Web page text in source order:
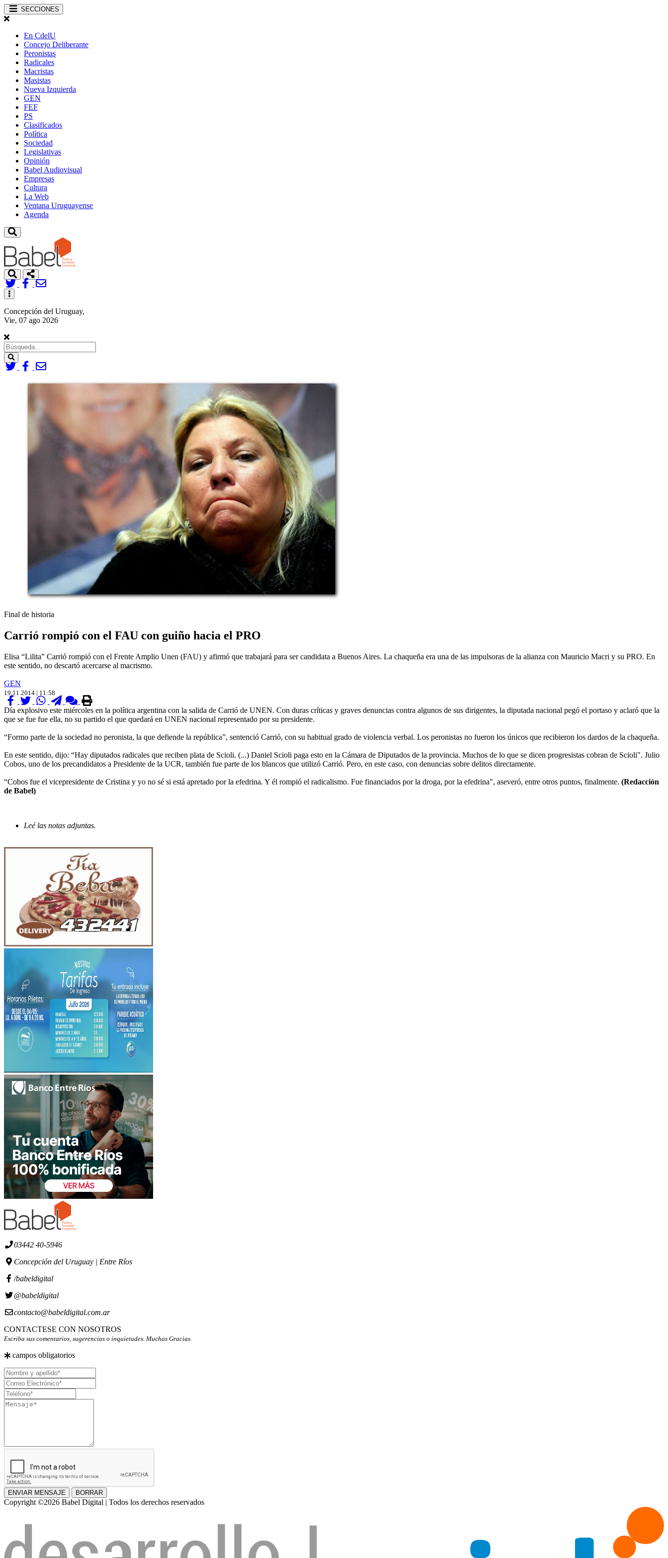
SECCIONES
En CdelU
Concejo Deliberante
Peronistas
Radicales
Macristas
Masistas
Nueva Izquierda
GEN
FEF
PS
Clasificados
Política
Sociedad
Legislativas
Opinión
Babel Audiovisual
Empresas
Cultura
La Web
Ventana Uruguayense
Agenda
Toggle
navigation
Concepción del Uruguay,
Vie, 07 ago 2026
Search
Final de historia
Carrió rompió con el FAU con guiño hacia el PRO
Elisa “Lilita” Carrió rompió con el Frente Amplio Unen (FAU) y afirmó que trabajará para ser candidata a Buenos Aires. La chaqueña era una de las impulsoras de la alianza con Mauricio Macri y su PRO. En
este sentido, no descartó acercarse al macrismo.
GEN
19.11.2014 | 11:58
Día explosivo este miércoles en la política argentina con la salida de Carrió de UNEN. Con duras críticas y graves denuncias contra algunos de sus dirigentes, la diputada nacional pegó el portaso y aclaró que la
que se fue fue ella, no su partido el que quedará en UNEN nacional representado por su presidente.
“Formo parte de la sociedad no peronista, la que defiende la república”, sentenció Carrió, con su habitual grado de violencia verbal. Los peronistas no fueron los únicos que recibieron los dardos de la chaqueña.
En este sentido, dijo: “Hay diputados radicales que reciben plata de Scioli. (...) Daniel Scioli paga esto en la Cámara de Diputados de la provincia. Muchos de lo que se dicen progresistas cobran de Scioli". Julio
Cobos, uno de los precandidatos a Presidente de la UCR, también fue parte de los blancos que utilizó Carrió. Pero, en este caso, con denuncias sobre delitos directamente.
“Cobos fue el vicepresidente de Cristina y yo no sé si está apretado por la efedrina. Y él rompió el radicalismo. Fue financiados por la droga, por la efedrina", aseveró, entre otros puntos, finalmente. (Redacción
de Babel)
Leé las notas adjuntas.
03442 40-5946
Concepción del Uruguay | Entre Ríos
/babeldigital
@babeldigital
contacto@babeldigital.com.ar
CONTACTESE CON NOSOTROS
Escriba sus comentarios, sugerencias o inquietudes. Muchas Gracias.
campos obligatorios
Nombre
y
apellido
Correo
Electrónico
Teléfono
Mensaje
ENVIAR MENSAJE BORRAR
Copyright ©2026 Babel Digital | Todos los derechos reservados